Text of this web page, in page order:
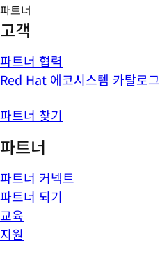
파트너
고객
파트너 협력
Red Hat 에코시스템 카탈로그
파트너 찾기
파트너
파트너 커넥트
파트너 되기
교육
지원